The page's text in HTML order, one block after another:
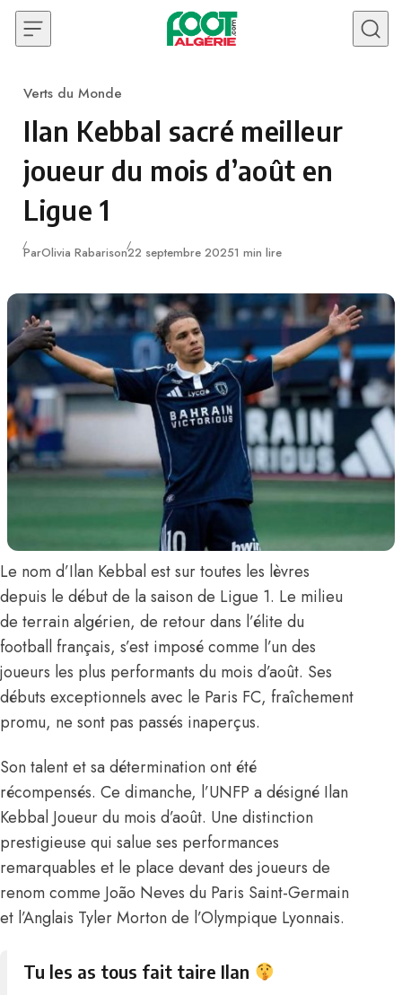
Skip to content
Category
Verts du Monde
Ilan Kebbal sacré meilleur
joueur du mois d’août en
Ligue 1
ParOlivia RabarisonPublié
22 septembre 20251 min lire
Le nom d’Ilan Kebbalest sur toutes les lèvres
depuis le début de la saison de Ligue 1. Le milieu
de terrain algérien, de retour dans l’élite du
football français, s’est imposé comme l’un des
joueurs les plus performants du mois d’août. Ses
débuts exceptionnels avec le Paris FC, fraîchement
promu, ne sont pas passés inaperçus.
Son talent et sa détermination ont été
récompensés. Ce dimanche, l’UNFP a désigné Ilan
Kebbal Joueur du mois d’août. Une distinction
prestigieuse qui salue ses performances
remarquables et le place devant des joueurs de
renom comme João Neves du Paris Saint-Germain
et l’Anglais Tyler Morton de l’Olympique Lyonnais.
Tu les as tous fait taire Ilan